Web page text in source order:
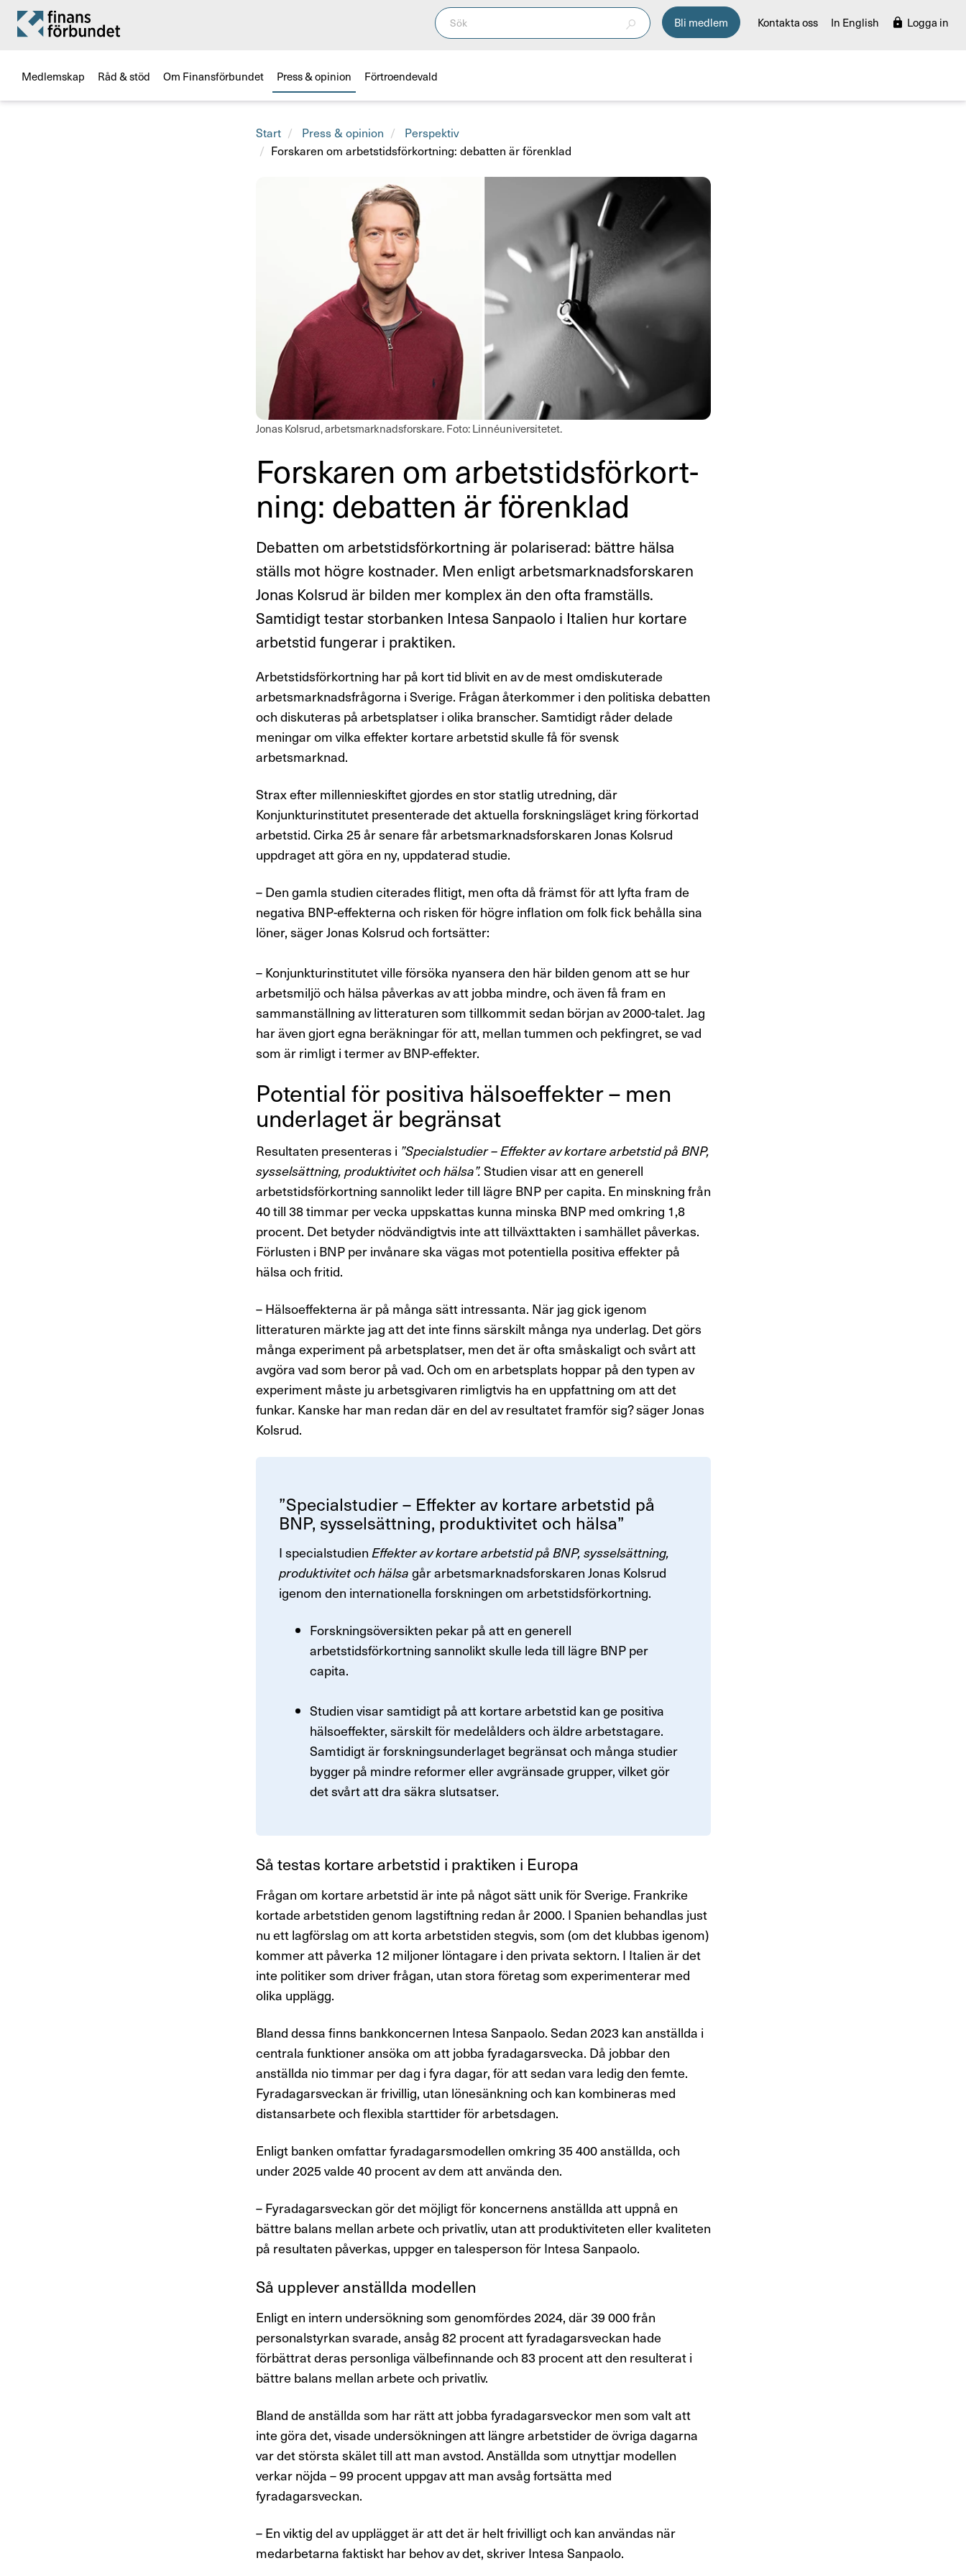
Bli medlem Kontakta oss In English Logga in
Medlemskap Råd & stöd Om Finansförbundet Press & opinion Förtroendevald
Start Press & opinion
Perspektiv
Forskaren om arbetstidsförkortning: debatten är förenklad
Jonas Kolsrud, arbetsmarknadsforskare. Foto: Linnéuniversitetet.
Fors­karen om arbets­tids­för­kort­
ning: debatten är förenklad
Debatten om arbetstidsförkortning är polariserad: bättre hälsa
ställs mot högre kostnader. Men enligt arbetsmarknadsforskaren
Jonas Kolsrud är bilden mer komplex än den ofta framställs.
Samtidigt testar storbanken Intesa Sanpaolo i Italien hur kortare
arbetstid fungerar i praktiken.
Arbetstidsförkortning har på kort tid blivit en av de mest omdiskuterade
arbetsmarknadsfrågorna i Sverige. Frågan återkommer i den politiska debatten
och diskuteras på arbetsplatser i olika branscher. Samtidigt råder delade
meningar om vilka effekter kortare arbetstid skulle få för svensk
arbetsmarknad.
Strax efter millennieskiftet gjordes en stor statlig utredning, där
Konjunkturinstitutet presenterade det aktuella forskningsläget kring förkortad
arbetstid. Cirka 25 år senare får arbetsmarknadsforskaren Jonas Kolsrud
uppdraget att göra en ny, uppdaterad studie.
– Den gamla studien citerades flitigt, men ofta då främst för att lyfta fram de
negativa BNP-effekterna och risken för högre inflation om folk fick behålla sina
löner, säger Jonas Kolsrud och fortsätter:
– Konjunkturinstitutet ville försöka nyansera den här bilden genom att se hur
arbetsmiljö och hälsa påverkas av att jobba mindre, och även få fram en
sammanställning av litteraturen som tillkommit sedan början av 2000-talet. Jag
har även gjort egna beräkningar för att, mellan tummen och pekfingret, se vad
som är rimligt i termer av BNP-effekter.
Poten­tial för posi­tiva hälso­ef­fekter – men
under­laget är begränsat
Resultaten presenteras i ”Specialstudier – Effekter av kortare arbetstid på BNP,
sysselsättning, produktivitet och hälsa”. Studien visar att en generell
arbetstidsförkortning sannolikt leder till lägre BNP per capita. En minskning från
40 till 38 timmar per vecka uppskattas kunna minska BNP med omkring 1,8
procent. Det betyder nödvändigtvis inte att tillväxttakten i samhället påverkas.
Förlusten i BNP per invånare ska vägas mot potentiella positiva effekter på
hälsa och fritid.
– Hälsoeffekterna är på många sätt intressanta. När jag gick igenom
litteraturen märkte jag att det inte finns särskilt många nya underlag. Det görs
många experiment på arbetsplatser, men det är ofta småskaligt och svårt att
avgöra vad som beror på vad. Och om en arbetsplats hoppar på den typen av
experiment måste ju arbetsgivaren rimligtvis ha en uppfattning om att det
funkar. Kanske har man redan där en del av resultatet framför sig? säger Jonas
Kolsrud.
”Speci­alstu­dier – Effekter av kortare arbetstid på
BNP, syssel­sätt­ning, produk­ti­vitet och hälsa”
I specialstudien Effekter av kortare arbetstid på BNP, sysselsättning,
produktivitet och hälsa går arbetsmarknadsforskaren Jonas Kolsrud
igenom den internationella forskningen om arbetstidsförkortning.
Forskningsöversikten pekar på att en generell
arbetstidsförkortning sannolikt skulle leda till lägre BNP per
capita.
Studien visar samtidigt på att kortare arbetstid kan ge positiva
hälsoeffekter, särskilt för medelålders och äldre arbetstagare.
Samtidigt är forskningsunderlaget begränsat och många studier
bygger på mindre reformer eller avgränsade grupper, vilket gör
det svårt att dra säkra slutsatser.
Så testas kortare arbetstid i prak­tiken i Europa
Frågan om kortare arbetstid är inte på något sätt unik för Sverige. Frankrike
kortade arbetstiden genom lagstiftning redan år 2000. I Spanien behandlas just
nu ett lagförslag om att korta arbetstiden stegvis, som (om det klubbas igenom)
kommer att påverka 12 miljoner löntagare i den privata sektorn. I Italien är det
inte politiker som driver frågan, utan stora företag som experimenterar med
olika upplägg.
Bland dessa finns bankkoncernen Intesa Sanpaolo. Sedan 2023 kan anställda i
centrala funktioner ansöka om att jobba fyradagarsvecka. Då jobbar den
anställda nio timmar per dag i fyra dagar, för att sedan vara ledig den femte.
Fyradagarsveckan är frivillig, utan lönesänkning och kan kombineras med
distansarbete och flexibla starttider för arbetsdagen.
Enligt banken omfattar fyradagarsmodellen omkring 35 400 anställda, och
under 2025 valde 40 procent av dem att använda den.
– Fyradagarsveckan gör det möjligt för koncernens anställda att uppnå en
bättre balans mellan arbete och privatliv, utan att produktiviteten eller kvaliteten
på resultaten påverkas, uppger en talesperson för Intesa Sanpaolo.
Så upplever anställda modellen
Enligt en intern undersökning som genomfördes 2024, där 39 000 från
personalstyrkan svarade, ansåg 82 procent att fyradagarsveckan hade
förbättrat deras personliga välbefinnande och 83 procent att den resulterat i
bättre balans mellan arbete och privatliv.
Bland de anställda som har rätt att jobba fyradagarsveckor men som valt att
inte göra det, visade undersökningen att längre arbetstider de övriga dagarna
var det största skälet till att man avstod. Anställda som utnyttjar modellen
verkar nöjda – 99 procent uppgav att man avsåg fortsätta med
fyradagarsveckan.
– En viktig del av upplägget är att det är helt frivilligt och kan användas när
medarbetarna faktiskt har behov av det, skriver Intesa Sanpaolo.